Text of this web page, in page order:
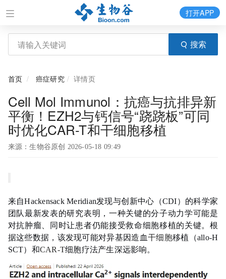
搜索
打开APP
首页 癌症研究 详情页
Cell Mol Immunol：抗癌与抗排异新
平衡！EZH2与钙信号“跷跷板”可同
时优化CAR-T和干细胞移植
来源：生物谷原创 2026-05-18 09:49
来自Hackensack Meridian发现与创新中心（CDI）的科学家
团队最新发表的研究表明，一种关键的分子动力学可能是
对抗肿瘤、同时让患者仍能接受救命细胞移植的关键。根
据这些数据，该发现可能对异基因造血干细胞移植（allo-H
SCT）和CAR-T细胞疗法产生深远影响。